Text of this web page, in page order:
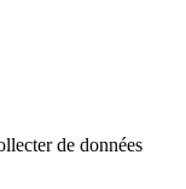
de données